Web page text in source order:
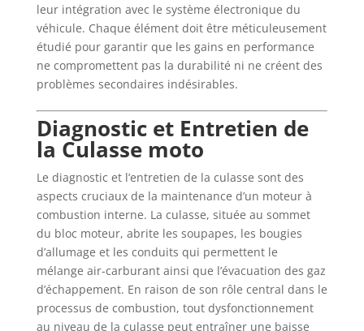
leur intégration avec le système électronique du
véhicule. Chaque élément doit être méticuleusement
étudié pour garantir que les gains en performance
ne compromettent pas la durabilité ni ne créent des
problèmes secondaires indésirables.
Diagnostic et Entretien de
la Culasse moto
Le diagnostic et l’entretien de la culasse sont des
aspects cruciaux de la maintenance d’un moteur à
combustion interne. La culasse, située au sommet
du bloc moteur, abrite les soupapes, les bougies
d’allumage et les conduits qui permettent le
mélange air-carburant ainsi que l’évacuation des gaz
d’échappement. En raison de son rôle central dans le
processus de combustion, tout dysfonctionnement
au niveau de la culasse peut entraîner une baisse